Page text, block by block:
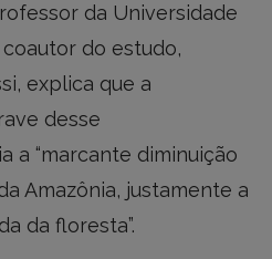
da Universidade
coautor do estudo,
explica que a
desse
a “marcante diminuição
Amazônia, justamente a
da floresta”.